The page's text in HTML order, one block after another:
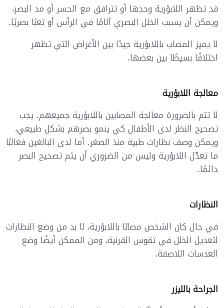
قد تظهر اللابؤرية وحدها أو تترافق مع الحسر أو مد البصر،
ويمكن أن يسبب الخلل البصري آلامًا في الرأس أو تعبًا بصريًا.
لا يميز المصاب باللابؤرية جيدًا بين الأغراض التي تظهر
اختلافًا بسيطًا بين بعضها.
معالجة اللابؤرية
لا تتم بالضرورة معالجة المصابين باللابؤرية جميعهم. يجب
تصحيح النظر لدى الأطفال كي ينمو بصرهم بشكل طبيعي،
ويمكن وصف نظارات طبية منذ الصغر. أما لدى البالغين فغالبًا
ما تعدّل اللابؤرية وليس من الضروري أن يتم تصحيح البصر
دائمًا.
النظارات
في حال كان الشخص مصابًا باللابؤرية، لا بد من وضع النظارات
لتعديل الخلل في تقوس القرنية، ومن الممكن أيضًا وضع
العدسات اللاصقة.
الجراحة بالليزر